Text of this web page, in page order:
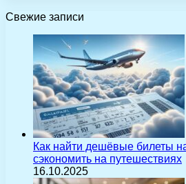
Свежие записи
Как найти дешёвые билеты
сэкономить на путешествиях
16.10.2025